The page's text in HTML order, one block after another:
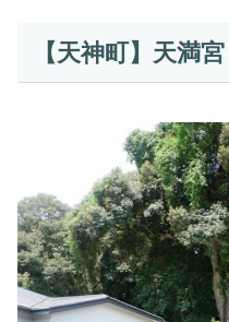
【天神町】天満宮